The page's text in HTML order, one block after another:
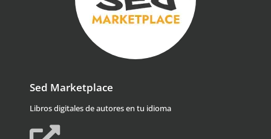
Sed Marketplace
Libros digitales de autores en tu idioma